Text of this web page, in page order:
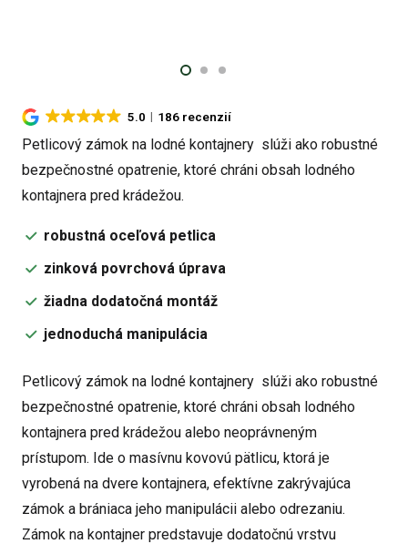
5.0 186 recenzií
Petlicový zámok na lodné kontajnery slúži ako robustné
bezpečnostné opatrenie, ktoré chráni obsah lodného
kontajnera pred krádežou.
robustná oceľová petlica
zinková povrchová úprava
žiadna dodatočná montáž
jednoduchá manipulácia
Petlicový zámok na lodné kontajnery slúži ako robustné
bezpečnostné opatrenie, ktoré chráni obsah lodného
kontajnera pred krádežou alebo neoprávneným
prístupom. Ide o masívnu kovovú pätlicu, ktorá je
vyrobená na dvere kontajnera, efektívne zakrývajúca
zámok a brániaca jeho manipulácii alebo odrezaniu.
Zámok na kontajner predstavuje dodatočnú vrstvu